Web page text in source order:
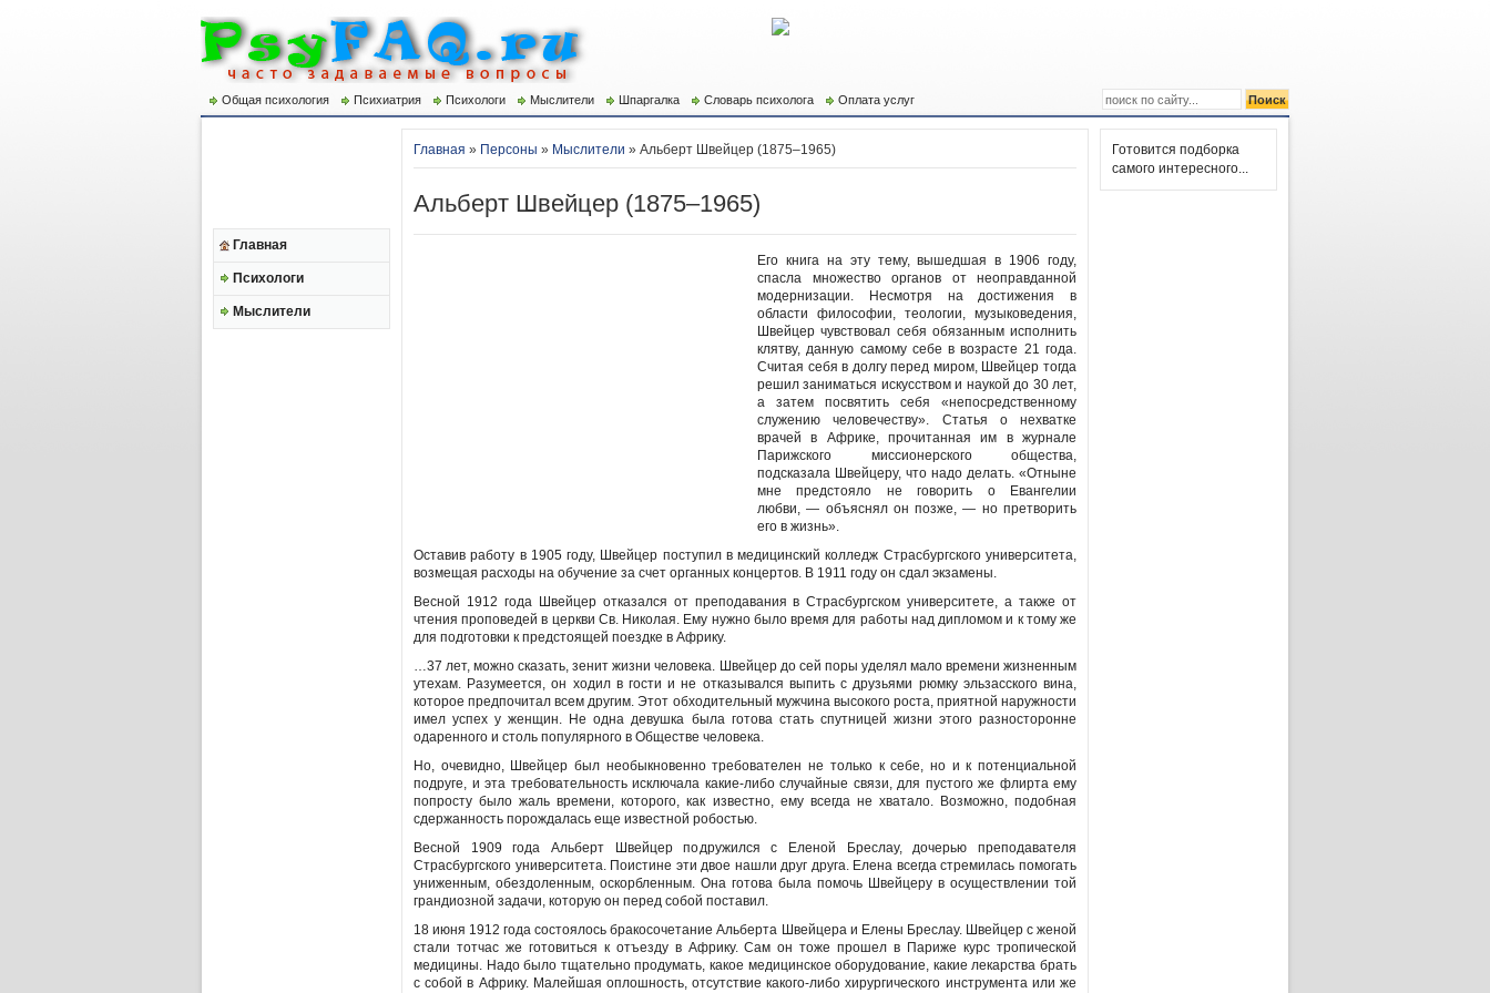
Общая психология Психиатрия Психологи Мыслители Шпаргалка Словарь психолога Оплата услуг
Главная
Психологи
Мыслители
Главная » Персоны » Мыслители » Альберт Швейцер (1875–1965)
Альберт Швейцер (1875–1965)
Его книга на эту тему, вышедшая в 1906 году,
спасла множество органов от неоправданной
модернизации. Несмотря на достижения в
области философии, теологии, музыковедения,
Швейцер чувствовал себя обязанным исполнить
клятву, данную самому себе в возрасте 21 года.
Считая себя в долгу перед миром, Швейцер тогда
решил заниматься искусством и наукой до 30 лет,
а затем посвятить себя «непосредственному
служению человечеству». Статья о нехватке
врачей в Африке, прочитанная им в журнале
Парижского миссионерского общества,
подсказала Швейцеру, что надо делать. «Отныне
мне предстояло не говорить о Евангелии
любви, — объяснял он позже, — но претворить
его в жизнь».
Оставив работу в 1905 году, Швейцер поступил в медицинский колледж Страсбургского университета,
возмещая расходы на обучение за счет органных концертов. В 1911 году он сдал экзамены.
Весной 1912 года Швейцер отказался от преподавания в Страсбургском университете, а также от
чтения проповедей в церкви Св. Николая. Ему нужно было время для работы над дипломом и к тому же
для подготовки к предстоящей поездке в Африку.
…37 лет, можно сказать, зенит жизни человека. Швейцер до сей поры уделял мало времени жизненным
утехам. Разумеется, он ходил в гости и не отказывался выпить с друзьями рюмку эльзасского вина,
которое предпочитал всем другим. Этот обходительный мужчина высокого роста, приятной наружности
имел успех у женщин. Не одна девушка была готова стать спутницей жизни этого разносторонне
одаренного и столь популярного в Обществе человека.
Но, очевидно, Швейцер был необыкновенно требователен не только к себе, но и к потенциальной
подруге, и эта требовательность исключала какие-либо случайные связи, для пустого же флирта ему
попросту было жаль времени, которого, как известно, ему всегда не хватало. Возможно, подобная
сдержанность порождалась еще известной робостью.
Весной 1909 года Альберт Швейцер подружился с Еленой Бреслау, дочерью преподавателя
Страсбургского университета. Поистине эти двое нашли друг друга. Елена всегда стремилась помогать
униженным, обездоленным, оскорбленным. Она готова была помочь Швейцеру в осуществлении той
грандиозной задачи, которую он перед собой поставил.
18 июня 1912 года состоялось бракосочетание Альберта Швейцера и Елены Бреслау. Швейцер с женой
стали тотчас же готовиться к отъезду в Африку. Сам он тоже прошел в Париже курс тропической
медицины. Надо было тщательно продумать, какое медицинское оборудование, какие лекарства брать
с собой в Африку. Малейшая оплошность, отсутствие какого-либо хирургического инструмента или же
Готовится подборка
самого интересного...